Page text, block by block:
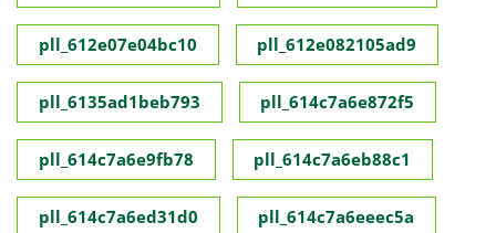
pll_612e07e04bc10 pll_612e082105ad9
pll_6135ad1beb793 pll_614c7a6e872f5
pll_614c7a6e9fb78 pll_614c7a6eb88c1
pll_614c7a6ed31d0 pll_614c7a6eeec5a